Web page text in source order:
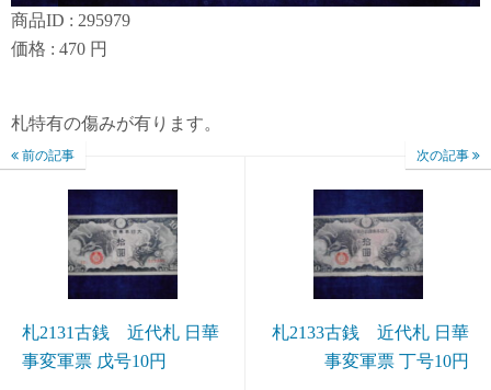
商品ID : 295979
価格 : 470 円
札特有の傷みが有ります。
前の記事
札2131古銭 近代札 日華
事変軍票 戊号10円
次の記事
札2133古銭 近代札 日華
事変軍票 丁号10円